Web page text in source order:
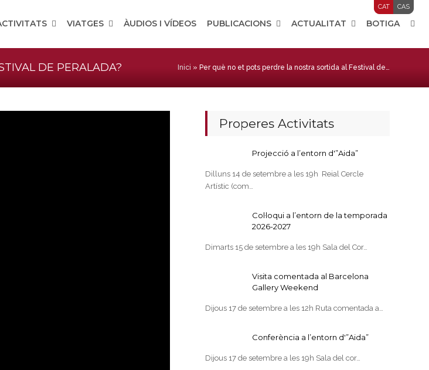
CAT CAS
VIATGES ÀUDIOS I VÍDEOS PUBLICACIONS ACTUALITAT BOTIGA
DE PERALADA? Inici » Per què no et pots perdre la nostra sortida al Festival de…
Properes Activitats
Projecció a l’entorn d'”Aida”
Dilluns 14 de setembre a les 19h Reial Cercle
Artístic (com…
Col·loqui a l’entorn de la temporada
2026-2027
Dimarts 15 de setembre a les 19h Sala del Cor…
Visita comentada al Barcelona
Gallery Weekend
Dijous 17 de setembre a les 12h Ruta comentada a…
Conferència a l’entorn d'”Aida”
Dijous 17 de setembre a les 19h Sala del cor…